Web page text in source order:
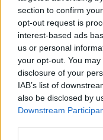
section to confirm
opt-out request is
interest-based ads
us or personal
your opt-out. You
disclosure of your
IAB’s list of
also be disclosed by
Downstream